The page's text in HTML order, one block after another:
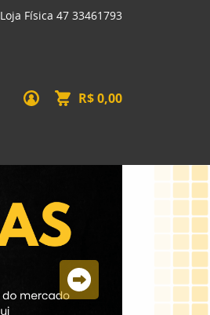
Loja Física 47 33461793
R$ 0,00